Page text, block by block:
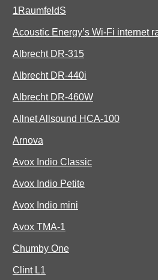
1RaumfeldS
Acoustic Energy’s Wi-Fi internet
Albrecht DR-315
Albrecht DR-440i
Albrecht DR-460W
Allnet Allsound HCA-100
Arnova
Avox Indio Classic
Avox Indio Petite
Avox Indio mini
Avox TMA-1
Chumby One
Clint L1